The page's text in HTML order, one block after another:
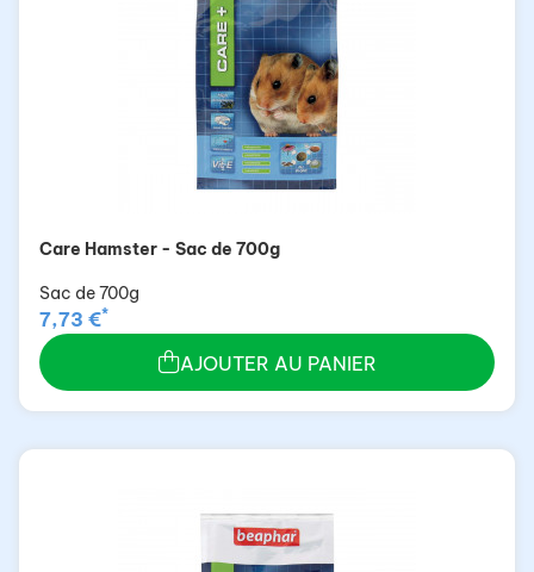
Care Hamster - Sac de 700g
Sac de 700g
7,73 €*
AJOUTER AU PANIER